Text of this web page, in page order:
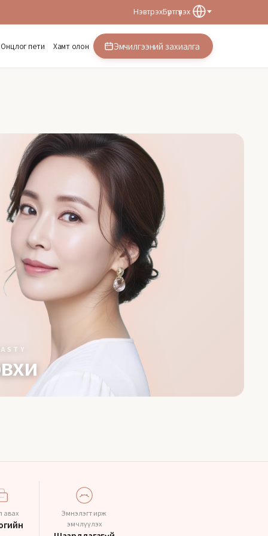
НэвтрэхБүртгүүлэх
Онцлог пети Хамт олон Эмчилгээний захиалга
авах
Эмнэлэгт ирж
эмчлүүлэх